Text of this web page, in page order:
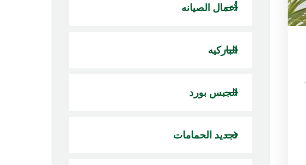
أعمال الصيانه
الباركيه
الجبس بورد
تجديد الحمامات